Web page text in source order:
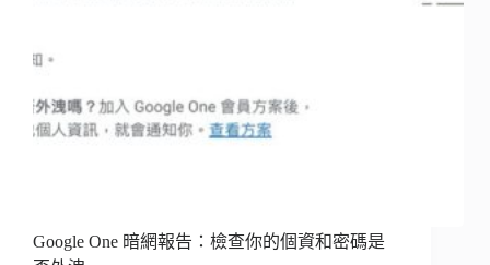
Google One 暗網報告：檢查你的個資和密碼是